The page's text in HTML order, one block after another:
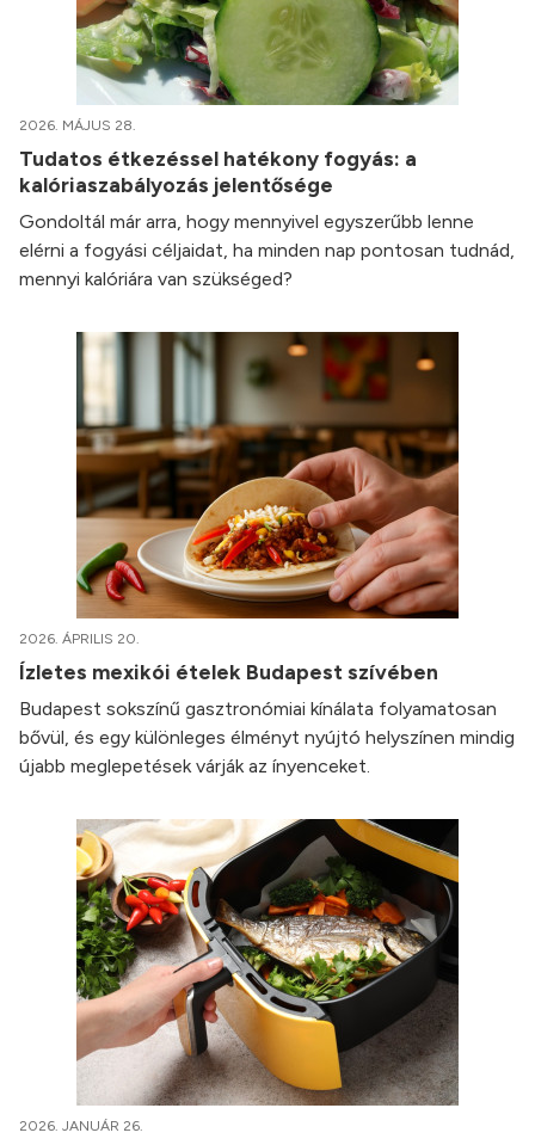
2026. MÁJUS 28.
Tudatos étkezéssel hatékony fogyás: a
kalóriaszabályozás jelentősége
Gondoltál már arra, hogy mennyivel egyszerűbb lenne
elérni a fogyási céljaidat, ha minden nap pontosan tudnád,
mennyi kalóriára van szükséged?
2026. ÁPRILIS 20.
Ízletes mexikói ételek Budapest szívében
Budapest sokszínű gasztronómiai kínálata folyamatosan
bővül, és egy különleges élményt nyújtó helyszínen mindig
újabb meglepetések várják az ínyenceket.
2026. JANUÁR 26.